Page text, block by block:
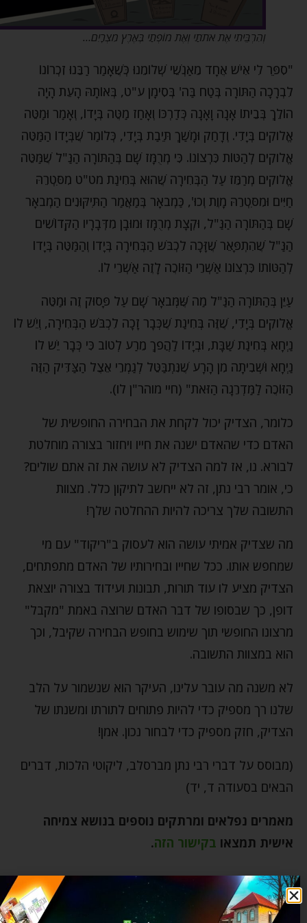
וְהִרְבֵּיתִי אֶת אֹתֹתַי וְאֶת מוֹפְתַי בְּאֶרֶץ מִצְרָיִם…
"סִפֵּר לִי אִישׁ אֶחָד מֵאַנְשֵׁי שְׁלוֹמֵנוּ כְּשֶׁאָמַר רַבֵּנוּ זִכְרוֹנוֹ
לִבְרָכָה הַתּוֹרָה בְּטַח בַּה' בְּסִימָן ע"ט, בְּאוֹתָהּ הָעֵת הָיָה
הוֹלֵךְ בְּבֵיתוֹ אָנָה וָאָנָה כְּדַרְכּוֹ וְאָחַז מַטֶּה בְּיָדוֹ, וְאָמַר וּמַטֵּה
אֱלֹוקִים בְּיָדִי. וְדָחַק וּמָשַׁךְ תֵּיבַת בְּיָדִי, כְּלוֹמַר שֶׁבְּיָדוֹ הַמַּטֵּה
אֱלֹוקִים לְהַטּוֹת כִּרְצוֹנוֹ. כִּי מְרֻמָּז שָׁם בְּהַתּוֹרָה הַנַּ"ל שֶׁמַּטֵּה
אֱלֹוקִים מְרַמֵּז עַל הַבְּחִירָה שֶׁהוּא בְּחִינַת מט"ט מִסִּטְרֵהּ
חַיִּים וּמִסִּטְרֵהּ מָוֶת וְכוּ', כַּמְבֹאָר בְּמַאֲמַר הַתִּיקּוּנִים הַמְבֹאָר
שָׁם בְּהַתּוֹרָה הַנַּ"ל, וּקְצָת מְרֻמָּז וּמוּבָן מִדְּבָרָיו הַקְּדוֹשִׁים
הַנַּ"ל שֶׁהִתְפָּאֵר שֶׁזָּכָה לִכְבֹּשׁ הַבְּחִירָה בְּיָדוֹ וְהַמַּטֵּה בְּיָדוֹ
לְהַטּוֹתוֹ כִּרְצוֹנוֹ אַשְׁרֵי הַזּוֹכֶה לָזֶה אַשְׁרֵי לוֹ.
עַיֵּן בְּהַתּוֹרָה הַנַּ"ל מַה שֶּׁמְּבֹאָר שָׁם עַל פָּסוּק זֶה וּמַטֵּה
אֱלֹוקִים בְּיָדִי, שֶׁזֶּה בְּחִינַת שֶׁכְּבָר זָכָה לִכְבֹּשׁ הַבְּחִירָה, וְיֵשׁ לוֹ
נַיְחָא בְּחִינַת שַׁבָּת, וּבְיָדוֹ לַהֲפֹךְ מֵרַע לְטוֹב כִּי כְּבָר יֵשׁ לוֹ
נַיְחָא וּשְׁבִיתָה מִן הָרָע שֶׁנִּתְבַּטֵּל לְגַמְרֵי אֵצֶל הַצַּדִּיק הַזֶּה
הַזּוֹכֶה לַמַּדְרֵגָה הַזֹּאת" (חיי מוהר"ן לו).
כלומר, הצדיק יכול לקחת את הבחירה החופשית של
האדם כדי שהאדם ישנה את חייו ויחזור בצורה מוחלטת
לבורא. נו, אז למה הצדיק לא עושה את זה אתם שולים?
כי, אומר רבי נתן, זה לא ייחשב לתיקון כלל. מצוות
התשובה שלך צריכה להיות ההחלטה שלך!
מה שצדיק אמיתי עושה הוא לעסוק ב"ריקוד" עם מי
שמחפש אותו. ככל שחייו ובחירותיו של האדם מתפתחים,
הצדיק מציע לו עוד תורות, תבונות ועידוד בצורה יוצאת
דופן, כך שבסופו של דבר האדם שרוצה באמת "מקבל"
מרצונו החופשי תוך שימוש בחופש הבחירה שקיבל, וכך
הוא במצוות התשובה.
לא משנה מה עובר עלינו, העיקר הוא שנשמור על הלב
שלנו רך מספיק כדי להיות פתוחים לתורתו ומשנתו של
הצדיק, חזק מספיק כדי לבחור נכון. אמן!
(מבוסס על דברי רבי נתן מברסלב, ליקוטי הלכות, דברים
הבאים בסעודה ד, יד)
מאמרים נפלאים ומרתקים נוספים בנושא צמיחה
אישית תמצאו בקישור הזה.
אין ייאוש בעולם כלל אמונת חכמים
בורא עולם בחירה חופשית הצלחה